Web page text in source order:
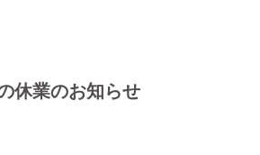
休業のお知らせ